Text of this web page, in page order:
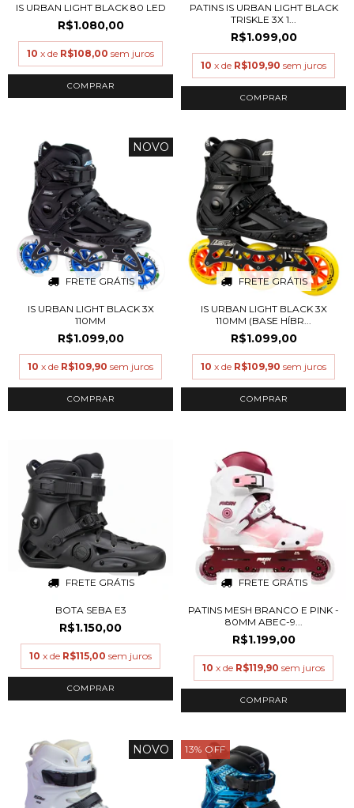
IS URBAN LIGHT BLACK 80 LED
R$1.080,00
10 x de R$108,00 sem juros
COMPRAR
PATINS IS URBAN LIGHT BLACK
TRISKLE 3X 1...
R$1.099,00
10 x de R$109,90 sem juros
COMPRAR
FRETE GRÁTIS
NOVO
IS URBAN LIGHT BLACK 3X
110MM
R$1.099,00
10 x de R$109,90 sem juros
COMPRAR
FRETE GRÁTIS
IS URBAN LIGHT BLACK 3X
110MM (BASE HÍBR...
R$1.099,00
10 x de R$109,90 sem juros
COMPRAR
FRETE GRÁTIS
BOTA SEBA E3
R$1.150,00
10 x de R$115,00 sem juros
COMPRAR
FRETE GRÁTIS
PATINS MESH BRANCO E PINK -
80MM ABEC-9...
R$1.199,00
10 x de R$119,90 sem juros
COMPRAR
NOVO 13% OFF